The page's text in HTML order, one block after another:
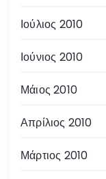
Ιούλιος 2010
Ιούνιος 2010
Μάιος 2010
Απρίλιος 2010
Μάρτιος 2010